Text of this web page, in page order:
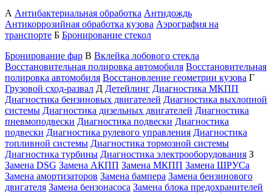
А Антибактериальная обработка Антидождь
Антикоррозийная обработка кузова Аэрография на
транспорте Б Бронирование стекол
Бронирование фар В Вклейка лобового стекла
Восстановительная полировка автомобиля Восстановительная
полировка автомобиля Восстановление геометрии кузова Г
Грузовой сход-развал Д Детейлинг Диагностика МКПП
Диагностика бензиновых двигателей Диагностика выхлопной
системы Диагностика дизельных двигателей Диагностика
пневмоподвески Диагностика подвески Диагностика
подвески Диагностика рулевого управления Диагностика
топливной системы Диагностика тормозной системы
Диагностика турбины Диагностика электрооборудования З
Замена DSG Замена АКПП Замена МКПП Замена ШРУСа
Замена амортизаторов Замена бампера Замена бензинового
двигателя Замена бензонасоса Замена блока предохранителей